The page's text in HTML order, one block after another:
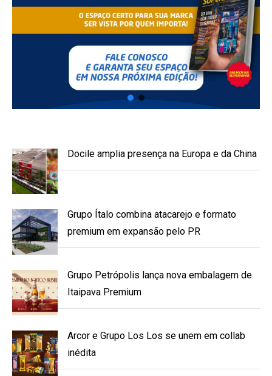
Docile amplia presença na Europa e da China
Grupo Ítalo combina atacarejo e formato
premium em expansão pelo PR
Grupo Petrópolis lança nova embalagem de
Itaipava Premium
Arcor e Grupo Los Los se unem em collab
inédita